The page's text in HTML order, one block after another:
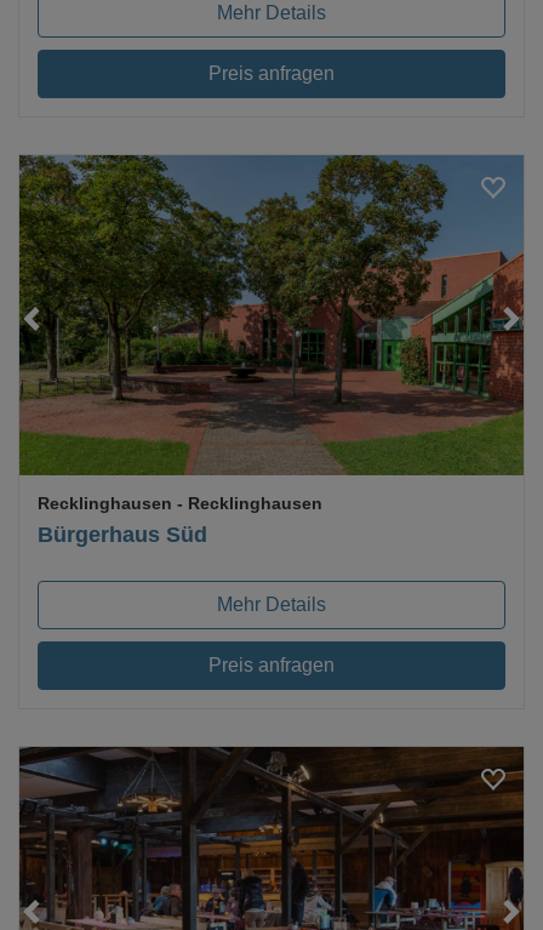
Mehr Details
Preis anfragen
Loading...
Bürgerhaus Süd
Recklinghausen - Recklinghausen
Mehr Details
Preis anfragen
Loading...